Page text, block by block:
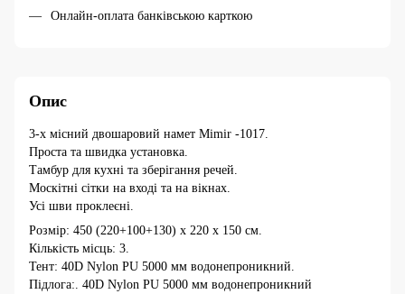
Онлайн-оплата банківською карткою
Опис
3-х місний двошаровий намет Mimir -1017.
Проста та швидка установка.
Тамбур для кухні та зберігання речей.
Москітні сітки на вході та на вікнах.
Усі шви проклеєні.
Розмір: 450 (220+100+130) х 220 х 150 см.
Кількість місць: 3.
Тент: 40D Nylon PU 5000 мм водонепроникний.
Підлога:. 40D Nylon PU 5000 мм водонепроникний